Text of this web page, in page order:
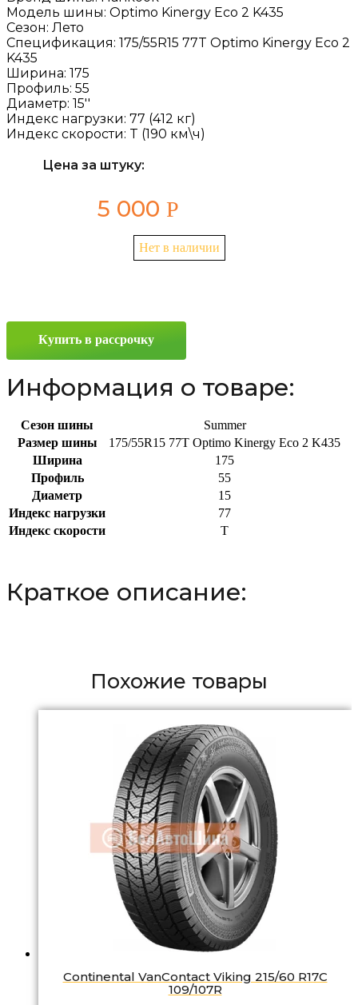
Модель шины: Optimo Kinergy Eco 2 K435
Сезон: Лето
Спецификация: 175/55R15 77T Optimo Kinergy Eco 2
K435
Ширина: 175
Профиль: 55
Диаметр: 15''
Индекс нагрузки: 77 (412 кг)
Индекс скорости: T (190 км\ч)
Цена за штуку:
5 000 Р
Нет в наличии
Купить в рассрочку
Информация о товаре:
Сезон шины
Summer
Размер шины
175/55R15 77T Optimo Kinergy Eco 2 K435
Ширина
175
Профиль
55
Диаметр
15
Индекс нагрузки
77
Индекс скорости
T
Краткое описание:
Похожие товары
Continental VanContact Viking 215/60 R17C
109/107R